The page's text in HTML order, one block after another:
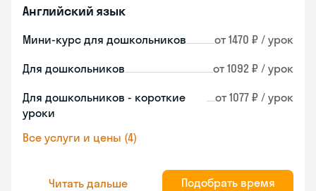
Английский язык
Мини-курс для дошкольников от 1470 ₽ / урок
Для дошкольников от 1092 ₽ / урок
Для дошкольников - короткие
уроки
от 1077 ₽ / урок
Все услуги и цены (4)
Читать дальше Подобрать время